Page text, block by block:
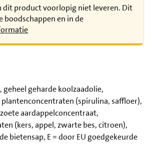
dit product voorlopig niet leveren. Dit
boodschappen en in de
geharde koolzaadolie,
(spirulina, saffloer),
aardappelconcentraat,
(kers, appel, zwarte bes, citroen),
bietensap, E = door EU goedgekeurde